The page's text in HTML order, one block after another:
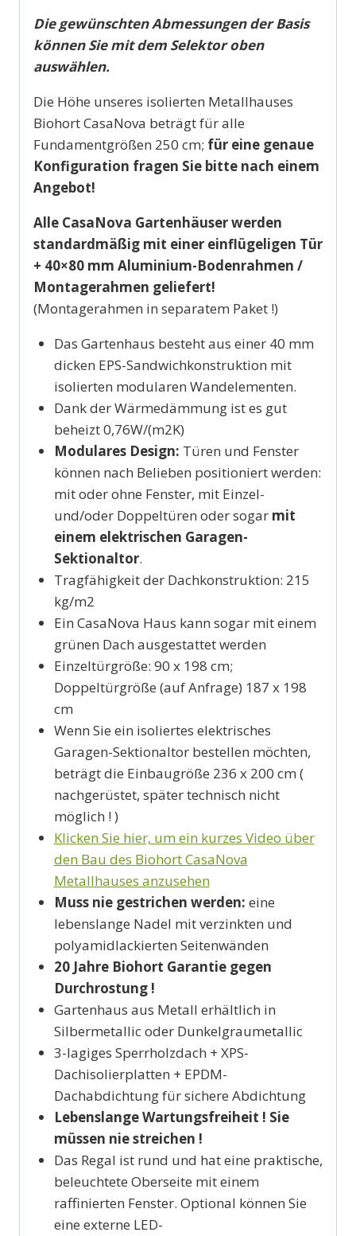
Die gewünschten Abmessungen der Basis
können Sie mit dem Selektor oben
auswählen.
Die Höhe unseres isolierten Metallhauses
Biohort CasaNova beträgt für alle
Fundamentgrößen 250 cm; für eine genaue
Konfiguration fragen Sie bitte nach einem
Angebot!
Alle CasaNova Gartenhäuser werden
standardmäßig mit einer einflügeligen Tür
+ 40×80 mm Aluminium-Bodenrahmen /
Montagerahmen geliefert!
(Montagerahmen in separatem Paket !)
Das Gartenhaus besteht aus einer 40 mm
dicken EPS-Sandwichkonstruktion mit
isolierten modularen Wandelementen.
Dank der Wärmedämmung ist es gut
beheizt 0,76W/(m2K)
Modulares Design: Türen und Fenster
können nach Belieben positioniert werden:
mit oder ohne Fenster, mit Einzel-
und/oder Doppeltüren oder sogar mit
einem elektrischen Garagen-
Sektionaltor.
Tragfähigkeit der Dachkonstruktion: 215
kg/m2
Ein CasaNova Haus kann sogar mit einem
grünen Dach ausgestattet werden
Einzeltürgröße: 90 x 198 cm;
Doppeltürgröße (auf Anfrage) 187 x 198
cm
Wenn Sie ein isoliertes elektrisches
Garagen-Sektionaltor bestellen möchten,
beträgt die Einbaugröße 236 x 200 cm (
nachgerüstet, später technisch nicht
möglich ! )
Klicken Sie hier, um ein kurzes Video über
den Bau des Biohort CasaNova
Metallhauses anzusehen
Muss nie gestrichen werden: eine
lebenslange Nadel mit verzinkten und
polyamidlackierten Seitenwänden
20 Jahre Biohort Garantie gegen
Durchrostung !
Gartenhaus aus Metall erhältlich in
Silbermetallic oder Dunkelgraumetallic
3-lagiges Sperrholzdach + XPS-
Dachisolierplatten + EPDM-
Dachabdichtung für sichere Abdichtung
Lebenslange Wartungsfreiheit ! Sie
müssen nie streichen !
Das Regal ist rund und hat eine praktische,
beleuchtete Oberseite mit einem
raffinierten Fenster. Optional können Sie
eine externe LED-